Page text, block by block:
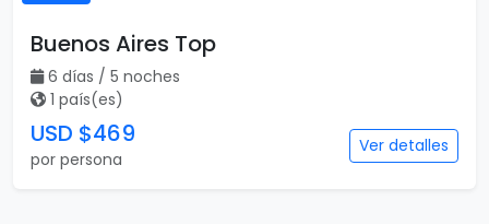
Buenos Aires Top
6 días / 5 noches
1 país(es)
USD $469
por persona
Ver detalles